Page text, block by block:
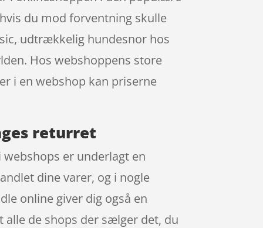
du mod forventning skulle
udtrækkelig hundesnor hos
Hos webshoppens store
i en webshop kan priserne
returret
er underlagt en
dine varer, og i nogle
online giver dig også en
de shops der sælger det, du